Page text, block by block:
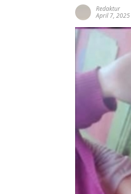
Redaktur
April 7, 2025